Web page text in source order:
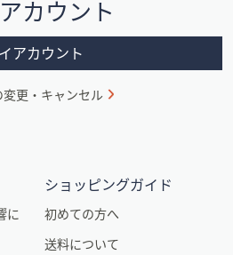
カウント
アカウント
変更・キャンセル
に
ショッピングガイド
初めての方へ
送料について